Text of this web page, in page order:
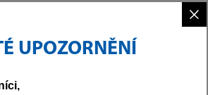
×
UPOZORNĚNÍ